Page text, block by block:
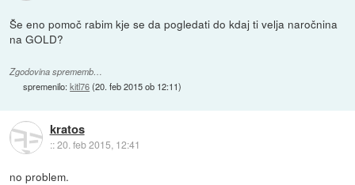
Še eno pomoč rabim kje se da pogledati do kdaj ti velja naročnina
na GOLD?
Zgodovina sprememb…
spremenilo:kitl76(20. feb 2015 ob 12:11)
kratos
::20. feb 2015, 12:41
no problem.